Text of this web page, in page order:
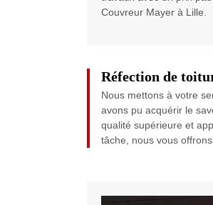
Couvreur Mayer à Lille.
Réfection de
Nous mettons à votre
avons pu acquérir le
qualité supérieure et
tâche, nous vous